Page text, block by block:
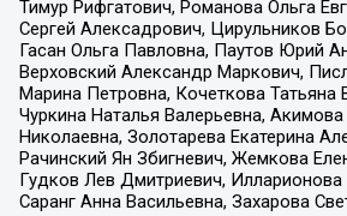
Тимур Рифгатович, Романова Ольга
Сергей Алексадрович, Цирульников
Гасан Ольга Павловна, Паутов Юрий
Верховский Александр Маркович,
Марина Петровна, Кочеткова Татьяна
Чуркина Наталья Валерьевна, Акимова
Николаевна, Золотарева Екатерина
Рачинский Ян Збигневич, Жемкова
Гудков Лев Дмитриевич,
Саранг Анна Васильевна, Захарова